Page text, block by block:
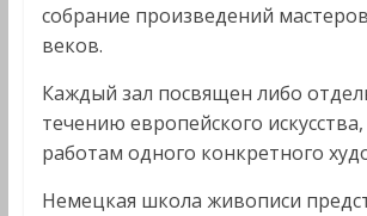
собрание произведений мастеров
веков.
Каждый зал посвящен либо
течению европейского
работам одного конкретного
Немецкая школа живописи